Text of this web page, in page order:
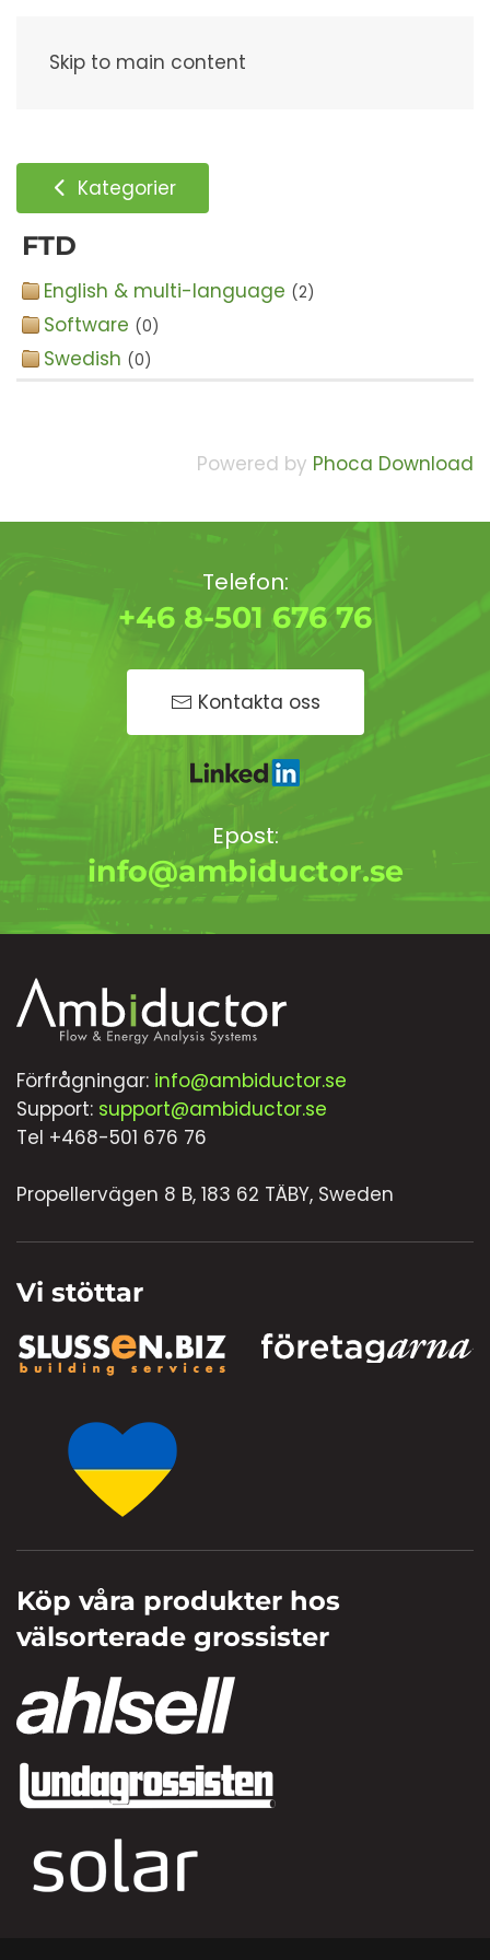
Skip to main content
Kategorier
FTD
English & multi-language (2)
Software (0)
Swedish (0)
Powered by Phoca Download
Telefon:
+46 8-501 676 76
Kontakta oss
Epost:
info@ambiductor.se
Förfrågningar: info@ambiductor.se
Support: support@ambiductor.se
Tel +468-501 676 76
Propellervägen 8 B, 183 62 TÄBY, Sweden
Vi stöttar
Köp våra produkter hos
välsorterade grossister